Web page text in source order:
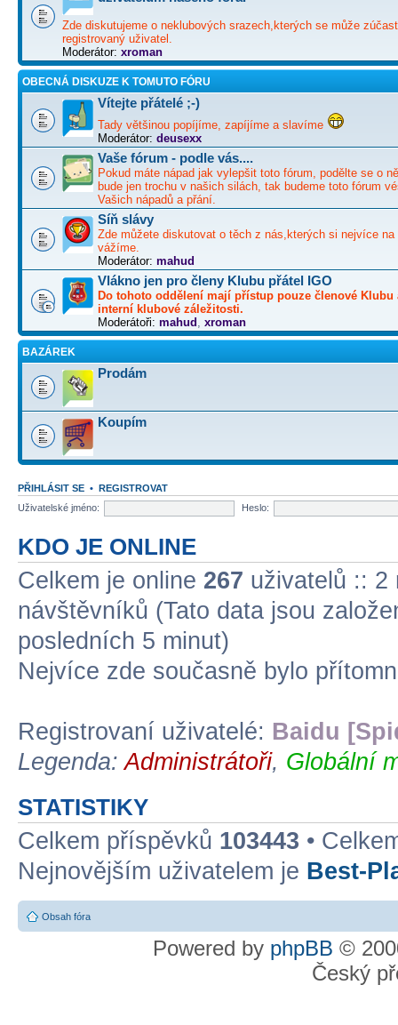
Zde diskutujeme o neklubových srazech,kterých se může
registrovaný uživatel.
Moderátor: xroman
OBECNÁ DISKUZE K TOMUTO FÓRU
Vítejte přátelé ;-)
Tady většinou popíjíme, zapíjíme a slavíme
Moderátor: deusexx
Vaše fórum - podle vás....
Pokud máte nápad jak vylepšit toto fórum, podělte se o
bude jen trochu v našich silách, tak budeme toto fórum
Vašich nápadů a přání.
Síň slávy
Zde můžete diskutovat o těch z nás,kterých si nejvíce na
vážíme.
Moderátor: mahud
Vlákno jen pro členy Klubu přátel IGO
Do tohoto oddělení mají přístup pouze členové Klubu
interní klubové záležitosti.
Moderátoři: mahud xroman
BAZÁREK
Prodám
Koupím
PŘIHLÁSIT SE • REGISTROVAT
Uživatelské jméno:
Heslo:
KDO JE ONLINE
Celkem je online 267 uživatelů :: 2
návštěvníků (Tato data jsou
posledních 5 minut)
Nejvíce zde současně bylo
Registrovaní uživatelé: Baidu
Legenda:Administrátoři, Globální
STATISTIKY
Celkem příspěvků 103443 •
Nejnovějším uživatelem je Best-
Obsah fóra
Powered by phpBB ©
Český